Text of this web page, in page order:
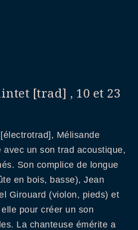
[trad] , 10 et 23
Mélisande
un son trad acoustique,
Son complice de longue
en bois, basse), Jean
Girouard (violon, pieds) et
pour créer un son
La chanteuse émérite a